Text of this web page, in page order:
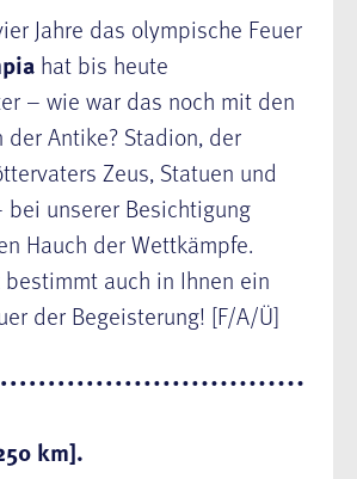
Jahre das olympische Feuer
hat bis heute
– wie war das noch mit den
Antike? Stadion, der
Zeus, Statuen und
unserer Besichtigung
Hauch der Wettkämpfe.
auch in Ihnen ein
der Begeisterung! [F/A/Ü]
km].